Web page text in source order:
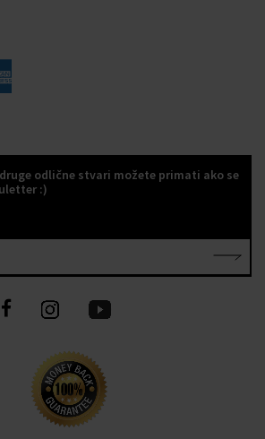
odlične stvari možete primati ako se
:)